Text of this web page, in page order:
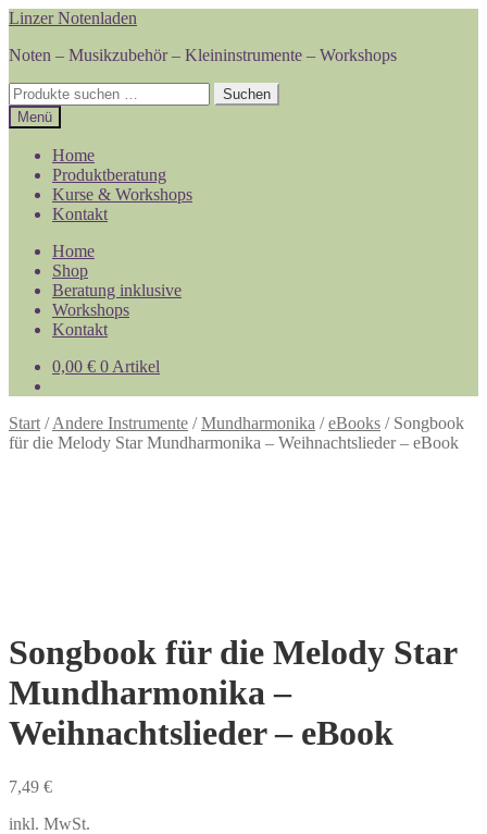
Zur
springen
Zum
springen
Linzer Notenladen
Noten – Musikzubehör – Kleininstrumente – Workshops
Suchen
nach:
Suchen
Menü
Home
Produktberatung
Kurse & Workshops
Kontakt
Home
Shop
Beratung inklusive
Workshops
Kontakt
0,00 € 0 Artikel
Start /Andere Instrumente /Mundharmonika /eBooks / Songbook
für die Melody Star Mundharmonika – Weihnachtslieder – eBook
Songbook für die Melody Star
Mundharmonika –
Weihnachtslieder – eBook
7,49 €
inkl. MwSt.